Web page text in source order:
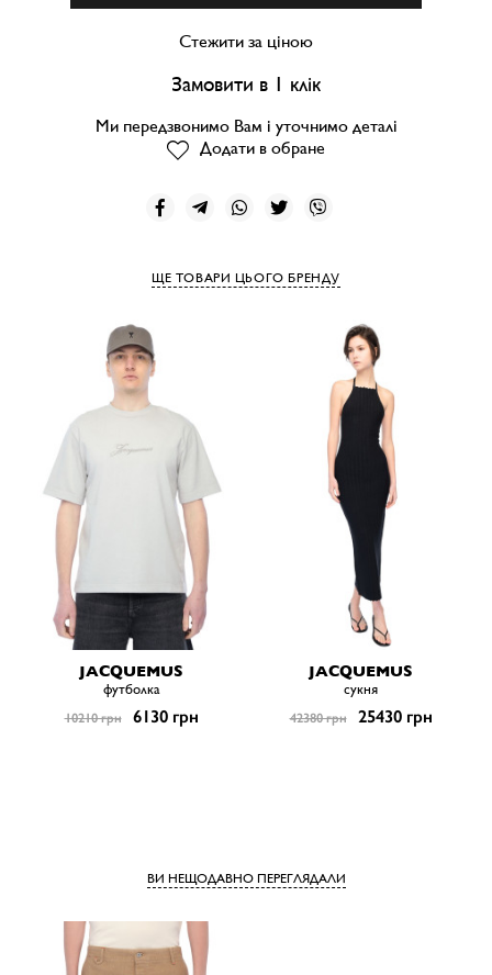
Стежити за ціною
Замовити в 1 клік
Ми передзвонимо Вам і уточнимо деталі
Додати в обране
ЩЕ ТОВАРИ ЦЬОГО БРЕНДУ
JACQUEMUS
футболка
10210 грн 6130 грн
JACQUEMUS
сукня
42380 грн 25430 грн
ВИ НЕЩОДАВНО ПЕРЕГЛЯДАЛИ